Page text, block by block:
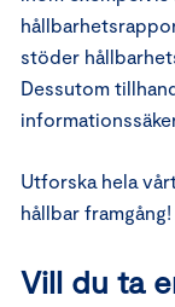
stöder
Dessutom
Utforska hela
hållbar framgång!
Vill du ta